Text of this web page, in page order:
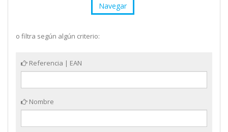
Navegar
o filtra según algún criterio:
Referencia | EAN
Nombre